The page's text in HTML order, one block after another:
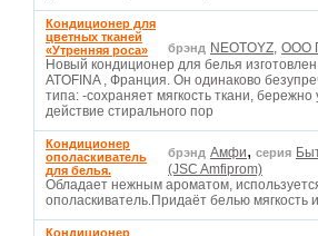
Кондиционер для
цветных тканей
«Утренняя роса»
брэнд NEOTOYZ, ООО
Новый кондиционер для белья
ATOFINA , Франция. Он одинаково
типа: -сохраняет мягкость ткани,
действие стирального пор
Кондиционер
ополаскиватель
для белья.
брэнд Амфи, серия
(JSC Amfiprom)
Обладает нежным ароматом,
ополаскиватель.Придаёт белью мягкость
Кондиционер